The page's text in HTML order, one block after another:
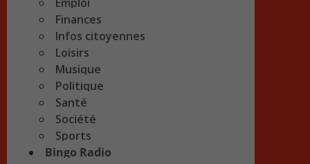
Finances
Infos citoyennes
Loisirs
Musique
Politique
Santé
Société
Sports
Bingo Radio